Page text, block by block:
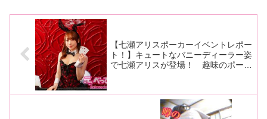
ゃんの冠イベント「新村あかり
＆玉木くるみ バチクソあげまん
フェス＃08
【七瀬アリスポーカーイベントレポー
ト！】キュートなバニーディーラー姿
で七瀬アリスが登場！ 趣味のポーカ